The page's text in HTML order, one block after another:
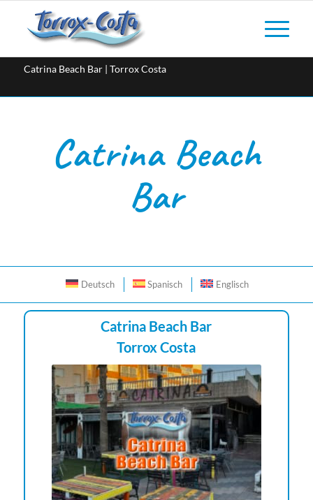
Catrina Beach Bar | Torrox Costa
Catrina Beach
Bar
Deutsch Spanisch Englisch
Catrina Beach Bar
Torrox Costa